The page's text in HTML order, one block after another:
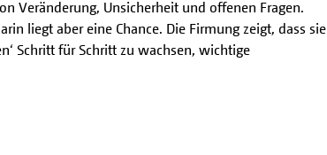
Veränderung, Unsicherheit und offenen Fragen.
liegt aber eine Chance. Die Firmung zeigt, dass sie
Schritt für Schritt zu wachsen, wichtige